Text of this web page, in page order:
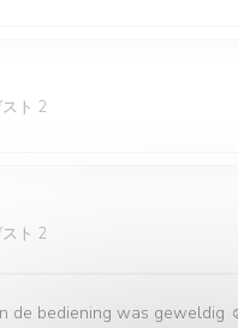
ト 2
ト 2
de bediening was geweldig